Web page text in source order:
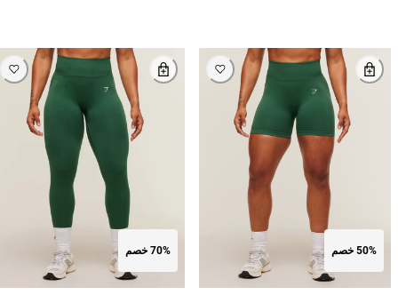
50% خصم 70% خصم